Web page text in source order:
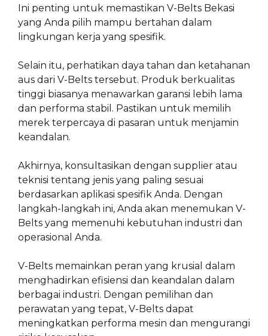
Ini penting untuk memastikan V-Belts Bekasi
yang Anda pilih mampu bertahan dalam
lingkungan kerja yang spesifik.
Selain itu, perhatikan daya tahan dan ketahanan
aus dari V-Belts tersebut. Produk berkualitas
tinggi biasanya menawarkan garansi lebih lama
dan performa stabil. Pastikan untuk memilih
merek terpercaya di pasaran untuk menjamin
keandalan.
Akhirnya, konsultasikan dengan supplier atau
teknisi tentang jenis yang paling sesuai
berdasarkan aplikasi spesifik Anda. Dengan
langkah-langkah ini, Anda akan menemukan V-
Belts yang memenuhi kebutuhan industri dan
operasional Anda.
V-Belts memainkan peran yang krusial dalam
menghadirkan efisiensi dan keandalan dalam
berbagai industri. Dengan pemilihan dan
perawatan yang tepat, V-Belts dapat
meningkatkan performa mesin dan mengurangi